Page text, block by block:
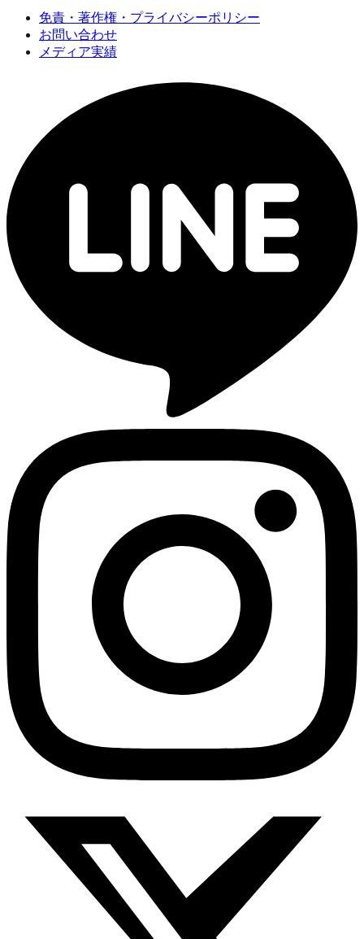
免責・著作権・プライバシーポリシー
お問い合わせ
メディア実績